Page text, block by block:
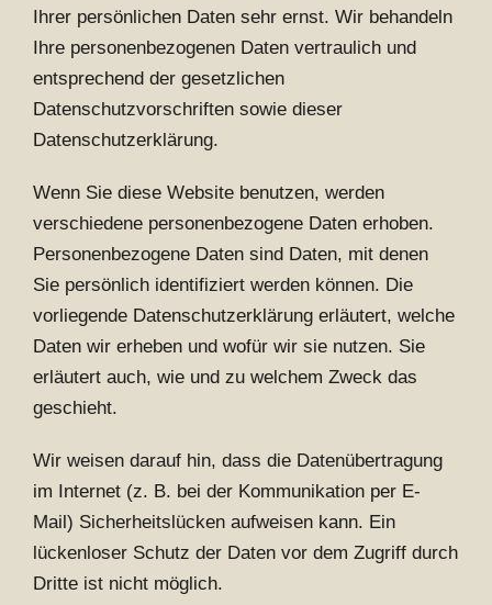
Ihrer persönlichen Daten sehr ernst. Wir behandeln
Ihre personenbezogenen Daten vertraulich und
entsprechend der gesetzlichen
Datenschutzvorschriften sowie dieser
Datenschutzerklärung.
Wenn Sie diese Website benutzen, werden
verschiedene personenbezogene Daten erhoben.
Personenbezogene Daten sind Daten, mit denen
Sie persönlich identifiziert werden können. Die
vorliegende Datenschutzerklärung erläutert, welche
Daten wir erheben und wofür wir sie nutzen. Sie
erläutert auch, wie und zu welchem Zweck das
geschieht.
Wir weisen darauf hin, dass die Datenübertragung
im Internet (z. B. bei der Kommunikation per E-
Mail) Sicherheitslücken aufweisen kann. Ein
lückenloser Schutz der Daten vor dem Zugriff durch
Dritte ist nicht möglich.